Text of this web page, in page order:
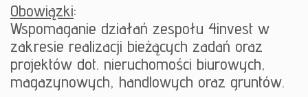
Obowiązki:
Wspomaganie działań zespołu 4invest w
zakresie realizacji bieżących zadań oraz
projektów dot. nieruchomości biurowych,
magazynowych, handlowych oraz gruntów.